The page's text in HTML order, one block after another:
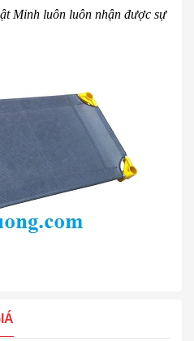
Minh luôn luôn nhận được sự